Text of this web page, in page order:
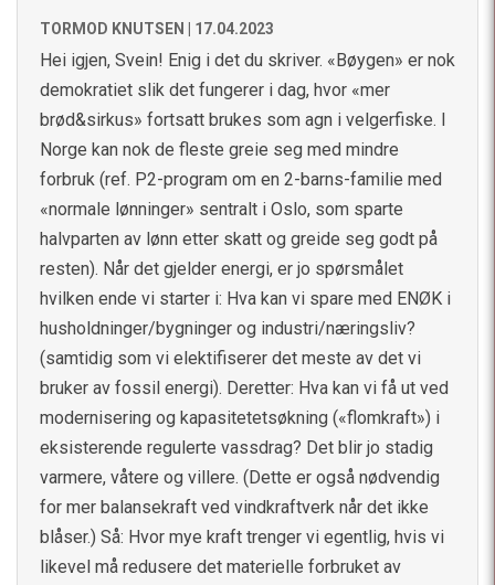
TORMOD KNUTSEN | 17.04.2023
Hei igjen, Svein! Enig i det du skriver. «Bøygen» er nok
demokratiet slik det fungerer i dag, hvor «mer
brød&sirkus» fortsatt brukes som agn i velgerfiske. I
Norge kan nok de fleste greie seg med mindre
forbruk (ref. P2-program om en 2-barns-familie med
«normale lønninger» sentralt i Oslo, som sparte
halvparten av lønn etter skatt og greide seg godt på
resten). Når det gjelder energi, er jo spørsmålet
hvilken ende vi starter i: Hva kan vi spare med ENØK i
husholdninger/bygninger og industri/næringsliv?
(samtidig som vi elektifiserer det meste av det vi
bruker av fossil energi). Deretter: Hva kan vi få ut ved
modernisering og kapasitetetsøkning («flomkraft») i
eksisterende regulerte vassdrag? Det blir jo stadig
varmere, våtere og villere. (Dette er også nødvendig
for mer balansekraft ved vindkraftverk når det ikke
blåser.) Så: Hvor mye kraft trenger vi egentlig, hvis vi
likevel må redusere det materielle forbruket av